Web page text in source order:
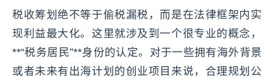
税收筹划绝不等于偷税漏税，而是在法律框架内实
现利益最大化。这里就涉及到一个很专业的概念，
**“税务居民”**身份的认定。对于一些拥有海外背景
或者未来有出海计划的创业项目来说，合理规划公